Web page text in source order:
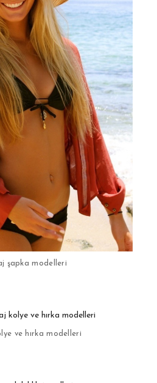
şapka modelleri
ve hırka modelleri